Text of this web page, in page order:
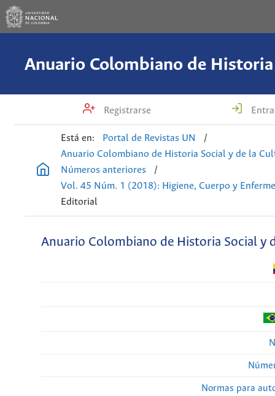
Registrarse
Está en: Portal de Revistas UN
/
Anuario Colombiano de Historia Social y de la
Números anteriores
/
Vol. 45 Núm. 1 (2018): Higiene, Cuerpo y
Editorial
Anuario Colombiano de Historia Social y
Normas para